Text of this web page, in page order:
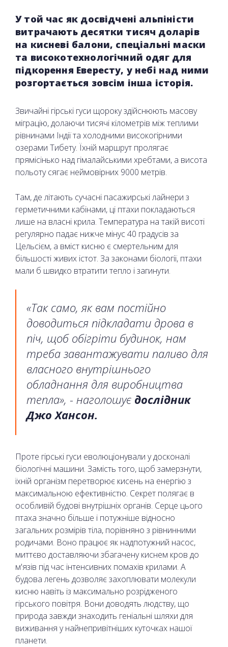
У той час як досвідчені альпіністи
витрачають десятки тисяч доларів
на кисневі балони, спеціальні маски
та високотехнологічний одяг для
підкорення Евересту, у небі над ними
розгортається зовсім інша історія.
Звичайні гірські гуси щороку здійснюють масову
міграцію, долаючи тисячі кілометрів між теплими
рівнинами Індії та холодними високогірними
озерами Тибету. Їхній маршрут пролягає
прямісінько над гімалайськими хребтами, а висота
польоту сягає неймовірних 9000 метрів.
Там, де літають сучасні пасажирські лайнери з
герметичними кабінами, ці птахи покладаються
лише на власні крила. Температура на такій висоті
регулярно падає нижче мінус 40 градусів за
Цельсієм, а вміст кисню є смертельним для
більшості живих істот. За законами біології, птахи
мали б швидко втратити тепло і загинути.
«Так само, як вам постійно
доводиться підкладати дрова в
піч, щоб обігріти будинок, нам
треба завантажувати паливо для
власного внутрішнього
обладнання для виробництва
тепла», - наголошує дослідник
Джо Хансон.
Проте гірські гуси еволюціонували у досконалі
біологічні машини. Замість того, щоб замерзнути,
їхній організм перетворює кисень на енергію з
максимальною ефективністю. Секрет полягає в
особливій будові внутрішніх органів. Серце цього
птаха значно більше і потужніше відносно
загальних розмірів тіла, порівняно з рівнинними
родичами. Воно працює як надпотужний насос,
миттєво доставляючи збагачену киснем кров до
м'язів під час інтенсивних помахів крилами. А
будова легень дозволяє захоплювати молекули
кисню навіть із максимально розрідженого
гірського повітря. Вони доводять людству, що
природа завжди знаходить геніальні шляхи для
виживання у найнепривітніших куточках нашої
планети.